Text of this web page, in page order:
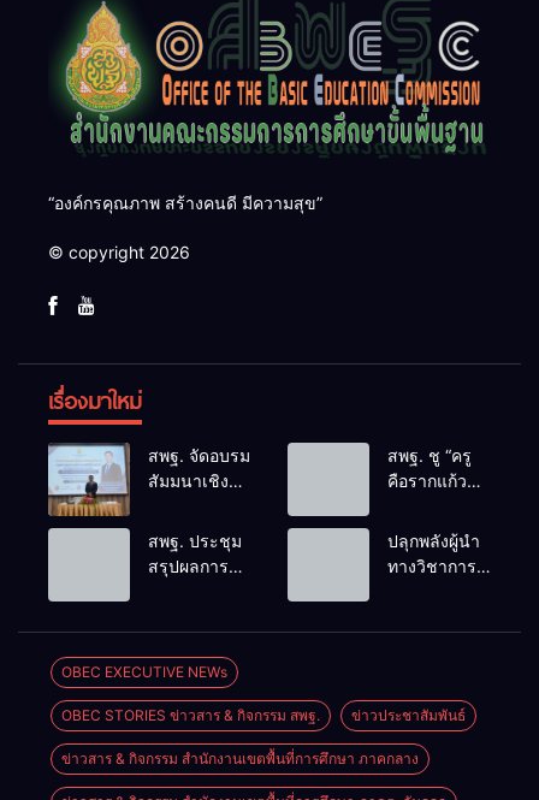
“องค์กรคุณภาพ สร้างคนดี มีความสุข”
© copyright 2026
เรื่องมาใหม่
สพฐ. จัดอบรม
สัมมนาเชิง
การดำเนิน
การทางวินัย
อย่างร้ายแรง
อบรมผู้จะเป็น
กรรมการ
สอบสวน
(ตามหลักสูตร
ก.ค.ศ.)
สพฐ. ชู “ครู
คือรากแก้ว
ขับเคลื่อนการ
ศึกษาชาติ
ชุมชน สร้างผู้
สพฐ. ประชุม
สรุปผลการ
โครงการ
โรงเรียน
คุณภาพ
ประจำตำบล
เตรียมต่อยอด
สู่การขับ
ปลุกพลังผู้นำ
ทางวิชาการ
ศึกษาสู่
อนาคต
OBEC EXECUTIVE NEWs
OBEC STORIES ข่าวสาร & กิจกรรม สพฐ. ข่าวประชาสัมพันธ์
ข่าวสาร & กิจกรรม สำนักงานเขตพื้นที่การศึกษา ภาคกลาง